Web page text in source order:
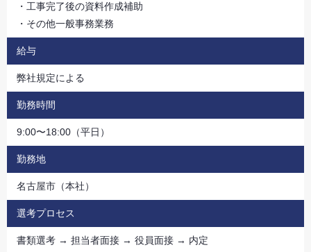
・工事完了後の資料作成補助
・その他一般事務業務
給与
弊社規定による
勤務時間
9:00〜18:00（平日）
勤務地
名古屋市（本社）
選考プロセス
書類選考 → 担当者面接 → 役員面接 → 内定